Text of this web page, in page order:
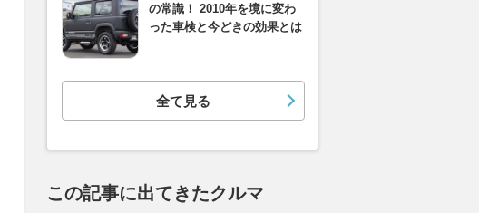
の常識！ 2010年を境に変わ
った車検と今どきの効果とは
全て見る
この記事に出てきたクルマ